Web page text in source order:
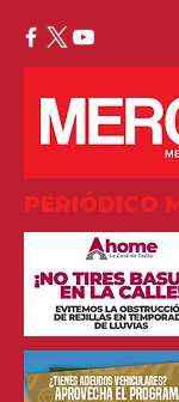
PERIÓDICO